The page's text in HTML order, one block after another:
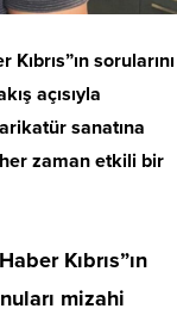
sorularını
açısıyla
sanatına
her zaman etkili bir
Kıbrıs”ın
mizahi